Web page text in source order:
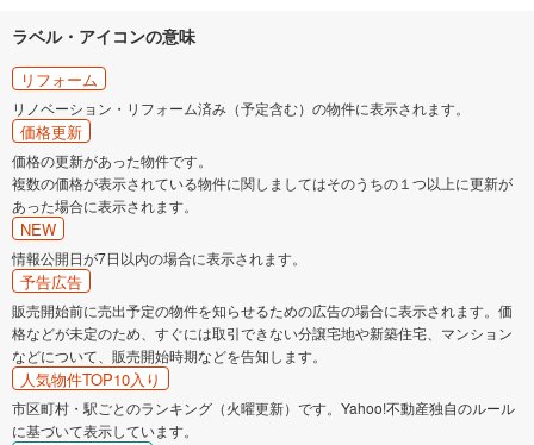
ラベル・アイコンの意味
リフォーム
リノベーション・リフォーム済み（予定含む）の物件に表示されます。
価格更新
価格の更新があった物件です。
複数の価格が表示されている物件に関しましてはそのうちの１つ以上に更新が
あった場合に表示されます。
NEW
情報公開日が7日以内の場合に表示されます。
予告広告
販売開始前に売出予定の物件を知らせるための広告の場合に表示されます。価
格などが未定のため、すぐには取引できない分譲宅地や新築住宅、マンション
などについて、販売開始時期などを告知します。
人気物件TOP10入り
市区町村・駅ごとのランキング（火曜更新）です。Yahoo!不動産独自のルール
に基づいて表示しています。